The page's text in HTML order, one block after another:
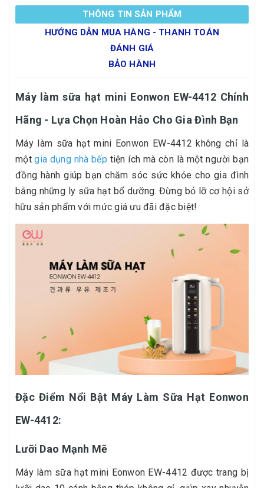
THÔNG TIN SẢN PHẨM
HƯỚNG DẪN MUA HÀNG - THANH TOÁN
ĐÁNH GIÁ
BẢO HÀNH
Máy làm sữa hạt mini Eonwon EW-4412 Chính
Hãng - Lựa Chọn Hoàn Hảo Cho Gia Đình Bạn
Máy làm sữa hạt mini Eonwon EW-4412 không chỉ là
mộtgia dụng nhà bếp tiện ích mà còn là một người bạn
đồng hành giúp bạn chăm sóc sức khỏe cho gia đình
bằng những ly sữa hạt bổ dưỡng. Đừng bỏ lỡ cơ hội sở
hữu sản phẩm với mức giá ưu đãi đặc biệt!
Đặc Điểm Nổi Bật Máy Làm Sữa Hạt Eonwon
EW-4412:
Lưỡi Dao Mạnh Mẽ
Máy làm sữa hạt mini Eonwon EW-4412 được trang bị